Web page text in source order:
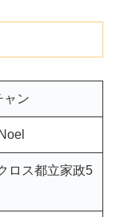
ャン
ロス都立家政5